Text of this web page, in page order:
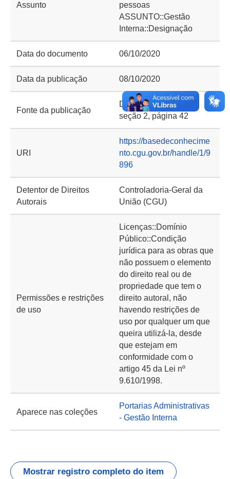
Assunto
pessoas
ASSUNTO::Gestão
Interna::Designação
Data do documento 06/10/2020
Data da publicação 08/10/2020
Fonte da publicação
DOU de 08/10/2020,
seção 2, página 42
URI
https://basedeconhecime
nto.cgu.gov.br/handle/1/9
896
Detentor de Direitos
Autorais
Controladoria-Geral da
União (CGU)
Permissões e restrições
de uso
Licenças::Domínio
Público::Condição
jurídica para as obras que
não possuem o elemento
do direito real ou de
propriedade que tem o
direito autoral, não
havendo restrições de
uso por qualquer um que
queira utilizá-la, desde
que estejam em
conformidade com o
artigo 45 da Lei nº
9.610/1998.
Aparece nas coleções
Portarias Administrativas
- Gestão Interna
Mostrar registro completo do item